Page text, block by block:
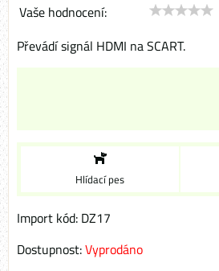
Vaše hodnocení:
Převádí signál HDMI na SCART.
Hlídací pes
Import kód: DZ17
Dostupnost:Vyprodáno